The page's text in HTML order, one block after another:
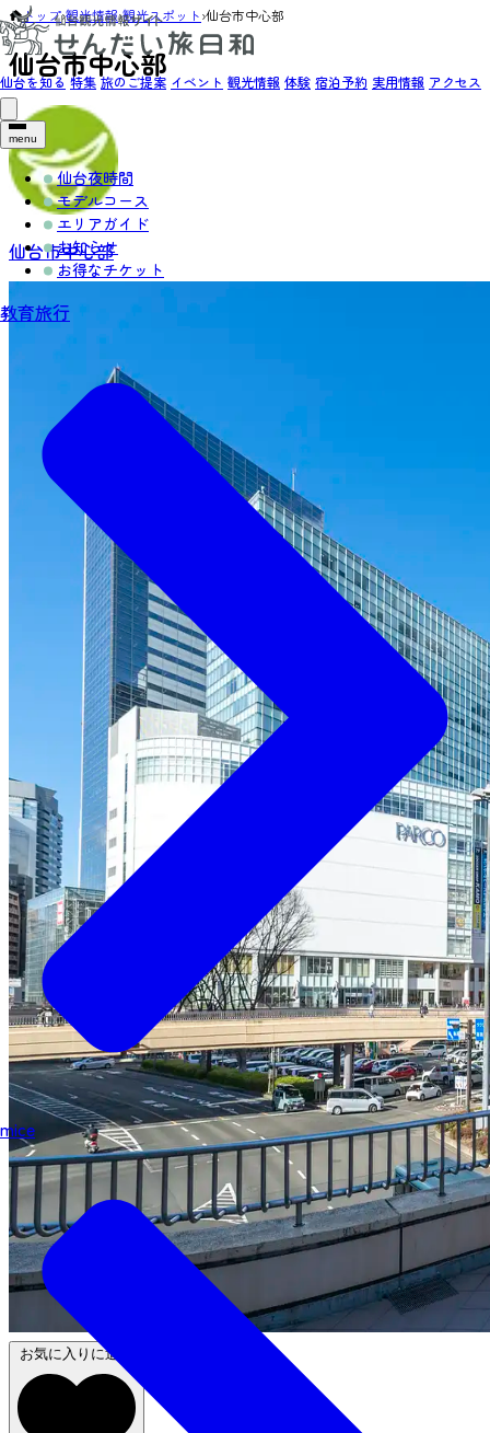
仙台を知る 特集 旅のご提案 イベント 観光情報 体験 宿泊予約 実用情報 アクセス
menu
仙台夜時間
モデルコース
エリアガイド
お知らせ
お得なチケット
教育旅行
mice
トップ›観光情報›観光スポット›仙台市中心部
仙台市中心部
仙台市中心部
お気に入りに追加